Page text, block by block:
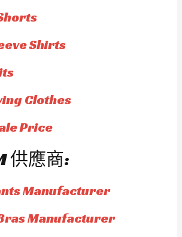
Shirts
Clothes
Price
供應商:
Manufacturer
Manufacturer